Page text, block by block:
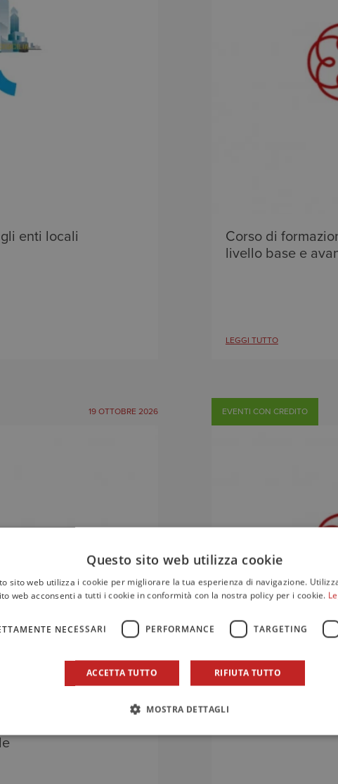
enti locali
Corso di
livello base e
LEGGI TUTTO
19 OTTOBRE 2026
revisori alla
EVENTI CON CREDITO
Percorso
Questo sito web utilizza cookie
sito web utilizza i cookie per migliorare la tua esperienza di navigazione.
web acconsenti a tutti i cookie in conformità con la nostra policy per i cookie.
NECESSARI PERFORMANCE TARGETING
ACCETTA TUTTO RIFIUTA TUTTO
MOSTRA DETTAGLI